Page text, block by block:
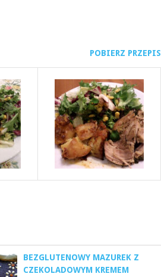
POBIERZ PRZEPIS
BEZGLUTENOWY MAZUREK Z
CZEKOLADOWYM KREMEM